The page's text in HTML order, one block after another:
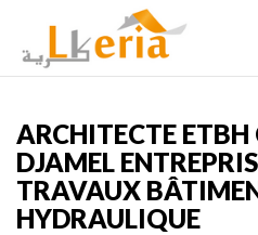
ARCHITECTE
DJAMEL
TRAVAUX
HYDRAULIQUE